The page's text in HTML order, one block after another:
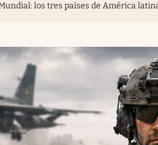
los tres países de América